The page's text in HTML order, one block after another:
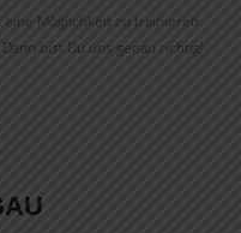
Möglichkeit zu trainieren
bist Du uns genau richtig!